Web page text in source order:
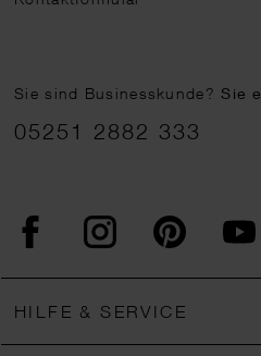
Sie sind Businesskunde?Sie
05251 2882 333
FacebookInstagram Pinterest
HILFE & SERVICE